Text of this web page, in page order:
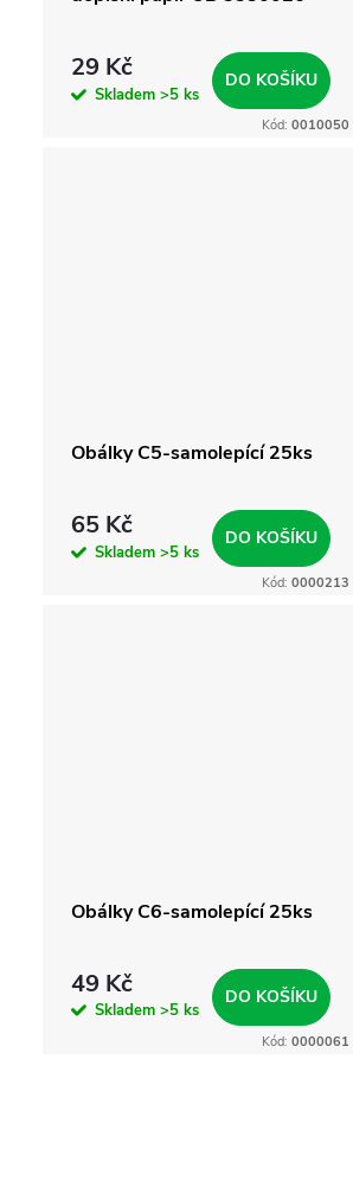
29 Kč
Skladem >5 ks
DO KOŠÍKU
Kód: 0010050
Obálky C5-samolepící 25ks
65 Kč
Skladem >5 ks
DO KOŠÍKU
Kód: 0000213
Obálky C6-samolepící 25ks
49 Kč
Skladem >5 ks
DO KOŠÍKU
Kód: 0000061